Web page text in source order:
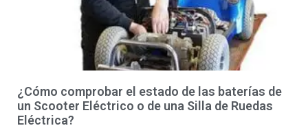
¿Cómo comprobar el estado de las baterías de
un Scooter Eléctrico o de una Silla de Ruedas
Eléctrica?